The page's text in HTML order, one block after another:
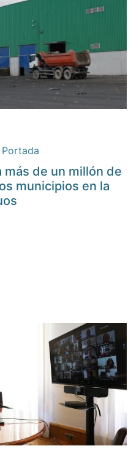
Portada
más de un millón de
municipios en la